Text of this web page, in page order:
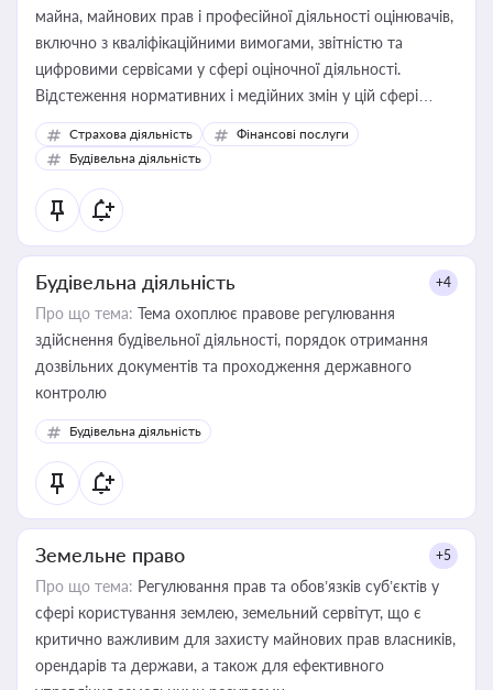
майна, майнових прав і професійної діяльності оцінювачів,
включно з кваліфікаційними вимогами, звітністю та
цифровими сервісами у сфері оціночної діяльності.
Відстеження нормативних і медійних змін у цій сфері
корисне для власника бізнесу, керівника, юриста або
бухгалтера під час оподаткування, приватизації, оренди
державного майна, корпоративних угод і перевірки
статусу суб'єктів оціночної діяльності
Страхова діяльність
Фінансові послуги
Будівельна діяльність
Будівельна діяльність +4
Про що тема: Тема охоплює правове регулювання
здійснення будівельної діяльності, порядок отримання
дозвільних документів та проходження державного
контролю
Будівельна діяльність
Земельне право +5
Про що тема: Регулювання прав та обов’язків суб’єктів у
сфері користування землею, земельний сервітут, що є
критично важливим для захисту майнових прав власників,
орендарів та держави, а також для ефективного